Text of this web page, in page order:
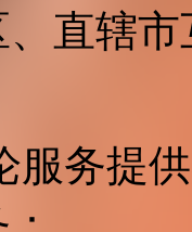
直辖
服务提